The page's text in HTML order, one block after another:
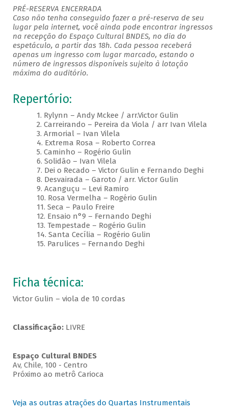
PRÉ-RESERVA ENCERRADA
Caso não tenha conseguido fazer a pré-reserva de seu
lugar pela internet, você ainda pode encontrar ingressos
na recepção do Espaço Cultural BNDES, no dia do
espetáculo, a partir das 18h. Cada pessoa receberá
apenas um ingresso com lugar marcado, estando o
número de ingressos disponíveis sujeito à lotação
máxima do auditório.
Repertório:
1. Rylynn – Andy Mckee / arr.Victor Gulin
2. Carreirando – Pereira da Viola / arr Ivan Vilela
3. Armorial – Ivan Vilela
4. Extrema Rosa – Roberto Correa
5. Caminho – Rogério Gulin
6. Solidão – Ivan Vilela
7. Dei o Recado – Victor Gulin e Fernando Deghi
8. Desvairada – Garoto / arr. Victor Gulin
9. Acanguçu – Levi Ramiro
10. Rosa Vermelha – Rogério Gulin
11. Seca – Paulo Freire
12. Ensaio n°9 – Fernando Deghi
13. Tempestade – Rogério Gulin
14. Santa Cecília – Rogério Gulin
15. Parulices – Fernando Deghi
Ficha técnica:
Victor Gulin – viola de 10 cordas
Classificação:LIVRE
Espaço Cultural BNDES
Av, Chile, 100 - Centro
Próximo ao metrô Carioca
Veja as outras atrações do Quartas Instrumentais